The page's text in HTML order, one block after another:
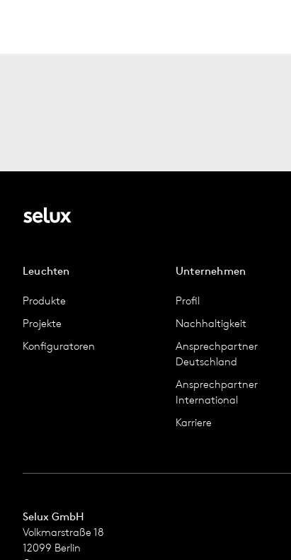
Leuchten
Produkte
Projekte
Konfiguratoren
Unternehmen
Profil
Nachhaltigkeit
Ansprechpartner
Deutschland
Ansprechpartner
International
Karriere
Selux GmbH
Volkmarstraße 18
12099 Berlin